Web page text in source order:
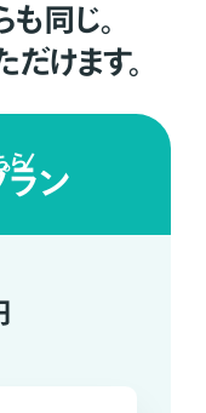
同じ。
けます。
ら
ラン